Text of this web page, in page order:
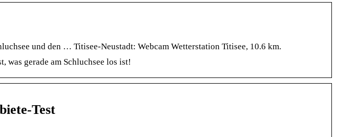
und den … Titisee-Neustadt: Webcam Wetterstation Titisee, 10.6 km.
was gerade am Schluchsee los ist!
Test